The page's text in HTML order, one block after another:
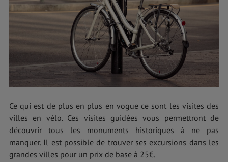
Ce qui est de plus en plus en vogue ce sont les visites des
villes en vélo. Ces visites guidées vous permettront de
découvrir tous les monuments historiques à ne pas
manquer. Il est possible de trouver ses excursions dans les
grandes villes pour un prix de base à 25€.